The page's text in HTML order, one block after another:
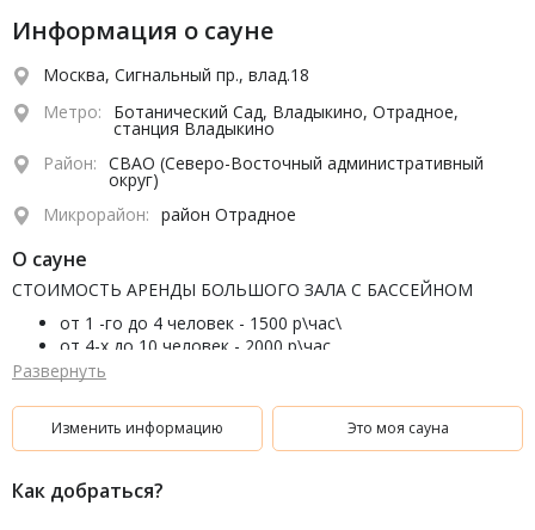
Информация о сауне
Москва, Сигнальный пр., влад.18
Метро:
Ботанический Сад, Владыкино, Отрадное,
станция Владыкино
Район: СВАО (Северо-Восточный административный
округ)
Микрорайон: район Отрадное
О сауне
СТОИМОСТЬ АРЕНДЫ БОЛЬШОГО ЗАЛА С БАССЕЙНОМ
от 1 -го до 4 человек - 1500 р\час\
от 4-х до 10 человек - 2000 р\час
от 10-ти до 15 человек - 2500 р\час
Вместимость 20 человек.
В СТОИМОСТЬ АРЕНДЫ ВХОДЯТ: ГОСТИНАЯ С
Развернуть
Изменить информацию Это моя сауна
Как добраться?